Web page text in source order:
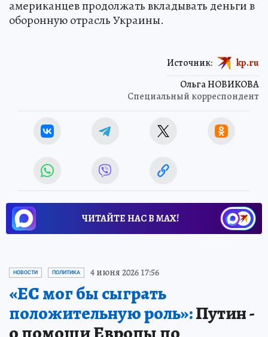
американцев продолжать вкладывать деньги в
оборонную отрасль Украины.
Ольга НОВИКОВА
Специальный корреспондент
Источник: kp.ru
ЧИТАЙТЕ НАС В МАХ!
НОВОСТИ ПОЛИТИКА 4 июня 2026 17:56
«ЕС мог бы сыграть
положительную роль»:Путин -